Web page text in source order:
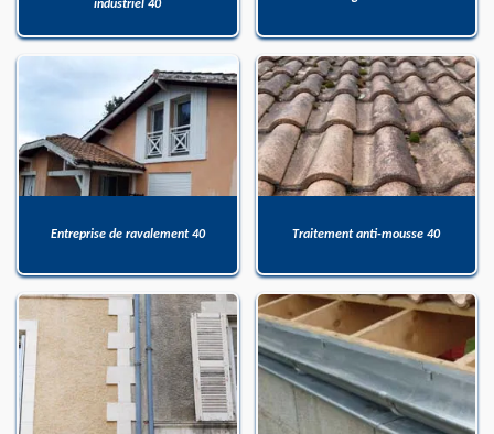
industriel 40
Entreprise de ravalement 40 Traitement anti-mousse 40